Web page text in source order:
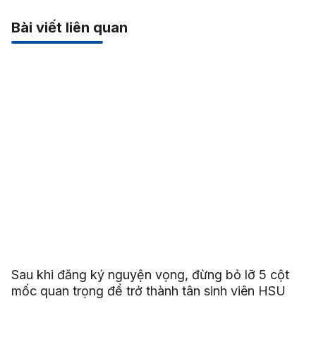
Bài viết liên quan
Sau khi đăng ký nguyện vọng, đừng bỏ lỡ 5 cột
mốc quan trọng để trở thành tân sinh viên HSU